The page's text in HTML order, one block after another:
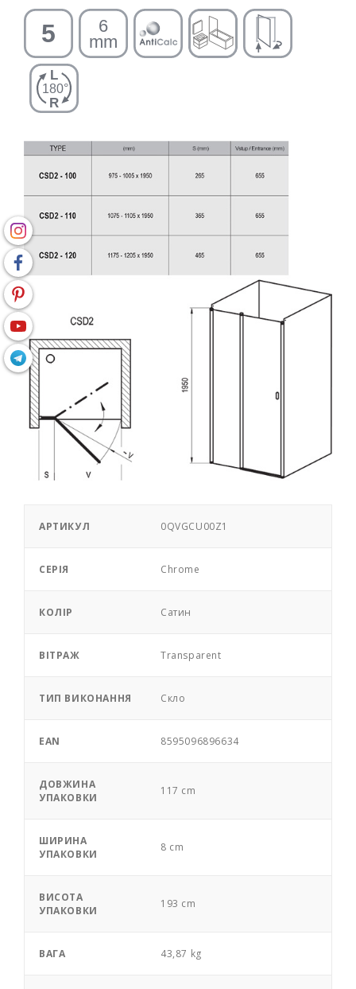
АРТИКУЛ 0QVGCU00Z1
СЕРІЯ Chrome
КОЛІР Сатин
ВІТРАЖ Transparent
ТИП ВИКОНАННЯ Скло
EAN 8595096896634
ДОВЖИНА
УПАКОВКИ
117 cm
ШИРИНА
УПАКОВКИ
8 cm
ВИСОТА
УПАКОВКИ
193 cm
ВАГА 43,87 kg